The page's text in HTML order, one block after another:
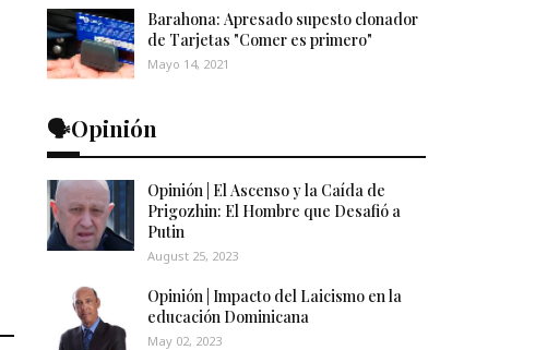
Barahona: Apresado supesto clonador
de Tarjetas "Comer es primero"
Mayo 14, 2021
🗣️Opinión
Opinión | El Ascenso y la Caída de
Prigozhin: El Hombre que Desafió a
Putin
August 25, 2023
Opinión | Impacto del Laicismo en la
educación Dominicana
May 02, 2023